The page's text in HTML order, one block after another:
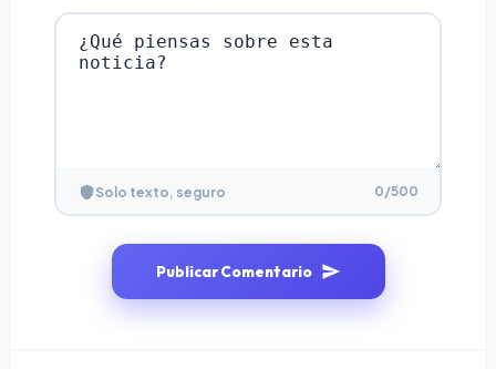
Solo texto, seguro 0/500
Publicar Comentario